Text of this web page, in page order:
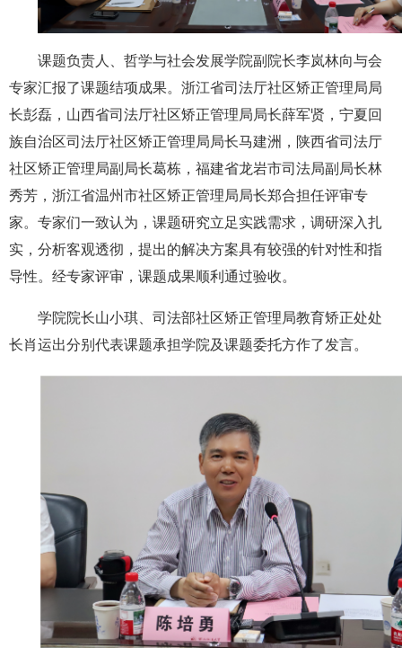
课题负责人、哲学与社会发展学院副院长李岚林向与会
专家汇报了课题结项成果。浙江省司法厅社区矫正管理局局
长彭磊，山西省司法厅社区矫正管理局局长薛军贤，宁夏回
族自治区司法厅社区矫正管理局局长马建洲，陕西省司法厅
社区矫正管理局副局长葛栋，福建省龙岩市司法局副局长林
秀芳，浙江省温州市社区矫正管理局局长郑合担任评审专
家。专家们一致认为，课题研究立足实践需求，调研深入扎
实，分析客观透彻，提出的解决方案具有较强的针对性和指
导性。经专家评审，课题成果顺利通过验收。
学院院长山小琪、司法部社区矫正管理局教育矫正处处
长肖运出分别代表课题承担学院及课题委托方作了发言。